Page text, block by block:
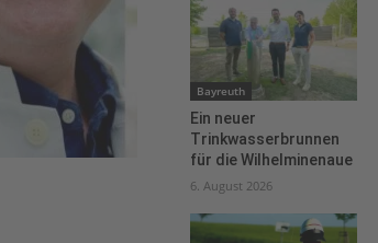
Bayreuth
Ein neuer
Trinkwasserbrunnen
für die Wilhelminenaue
6. August 2026